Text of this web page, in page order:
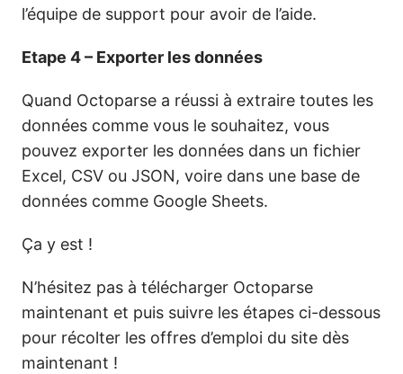
l’équipe de support pour avoir de l’aide.
Etape 4 – Exporter les données
Quand Octoparse a réussi à extraire toutes les
données comme vous le souhaitez, vous
pouvez exporter les données dans un fichier
Excel, CSV ou JSON, voire dans une base de
données comme Google Sheets.
Ça y est !
N’hésitez pas à télécharger Octoparse
maintenant et puis suivre les étapes ci-dessous
pour récolter les offres d’emploi du site dès
maintenant !